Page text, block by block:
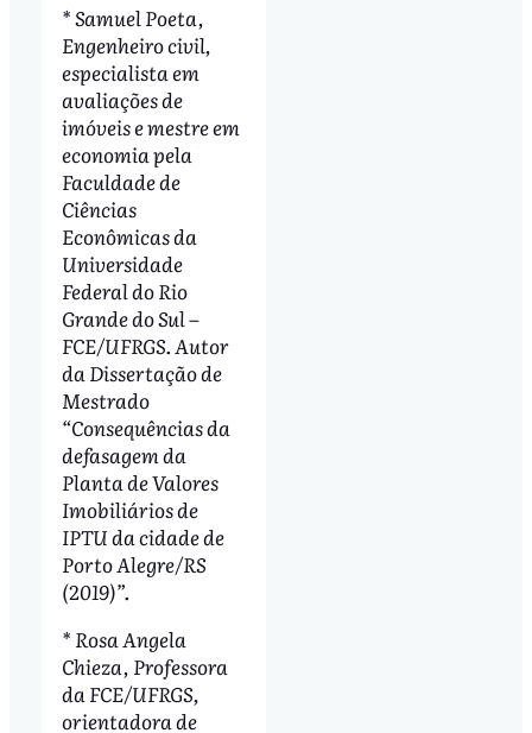
* Samuel Poeta,
Engenheiro civil,
especialista em
avaliações de
imóveis e mestre em
economia pela
Faculdade de
Ciências
Econômicas da
Universidade
Federal do Rio
Grande do Sul –
FCE/UFRGS. Autor
da Dissertação de
Mestrado
“Consequências da
defasagem da
Planta de Valores
Imobiliários de
IPTU da cidade de
Porto Alegre/RS
(2019)”.
* Rosa Angela
Chieza, Professora
da FCE/UFRGS,
orientadora de